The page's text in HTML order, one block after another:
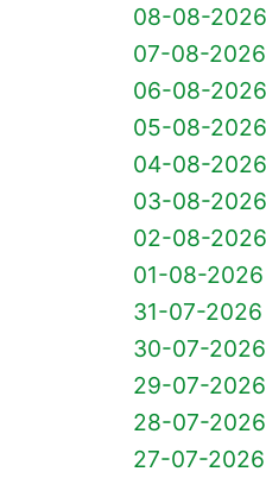
08-08-2026
07-08-2026
06-08-2026
05-08-
04-08-
03-08-
02-08-2026
01-08-2026
31-07-2026
30-07-2026
29-07-2026
28-07-2026
27-07-